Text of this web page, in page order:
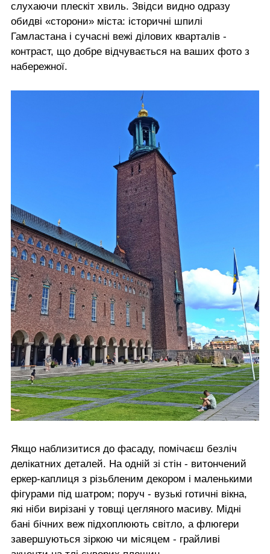
слухаючи плескіт хвиль. Звідси видно одразу
обидві «сторони» міста: історичні шпилі
Гамластана і сучасні вежі ділових кварталів -
контраст, що добре відчувається на ваших фото з
набережної.
Якщо наблизитися до фасаду, помічаєш безліч
делікатних деталей. На одній зі стін - витончений
еркер-каплиця з різьбленим декором і маленькими
фігурами під шатром; поруч - вузькі готичні вікна,
які ніби вирізані у товщі цегляного масиву. Мідні
бані бічних веж підхоплюють світло, а флюгери
завершуються зіркою чи місяцем - грайливі